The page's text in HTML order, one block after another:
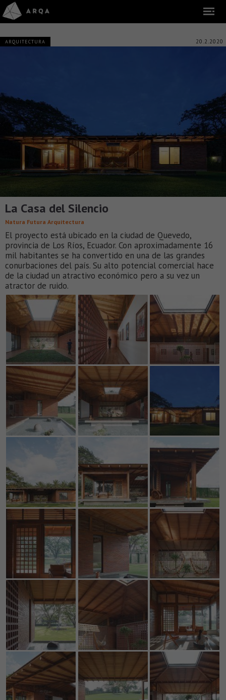
ARQUITECTURA 20.2.2020
La Casa del Silencio
Natura Futura Arquitectura
El proyecto está ubicado en la ciudad de Quevedo,
provincia de Los Ríos, Ecuador. Con aproximadamente 16
mil habitantes se ha convertido en una de las grandes
conurbaciones del país. Su alto potencial comercial hace
de la ciudad un atractivo económico pero a su vez un
atractor de ruido.